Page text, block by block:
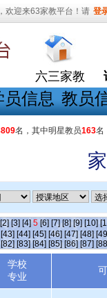
欢迎来63家教平台！请 登
六三家教
员信息 教员
名，其中明星教员163名
[2] [3] [4] 5 [6] [7] [8] [9] [10]
[43] [44] [45] [46] [47] [48]
[82] [83] [84] [85] [86] [87]
学校
专业